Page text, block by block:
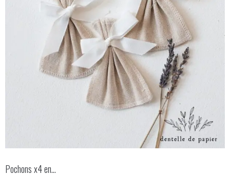
Pochons x4 en…